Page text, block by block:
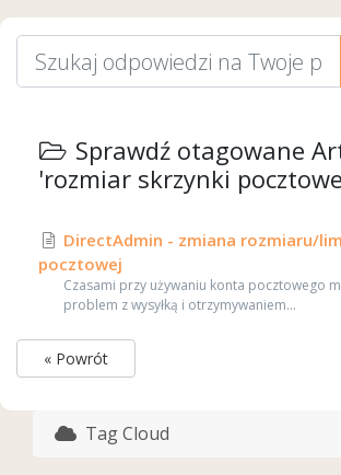
Sprawdź otagowane
'rozmiar skrzynki
DirectAdmin - zmiana rozmiaru/
pocztowej
Czasami przy używaniu konta pocztowego
problem z wysyłką i otrzymywaniem...
« Powrót
Tag Cloud